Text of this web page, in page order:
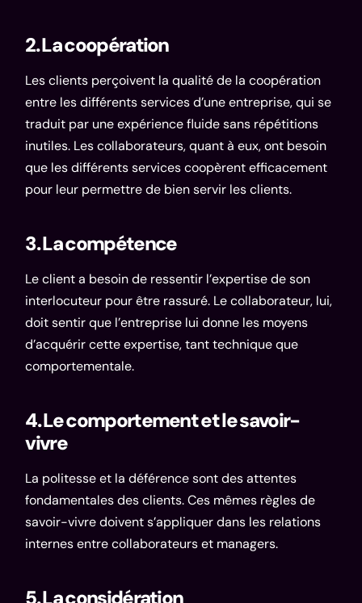
2. La coopération
Les clients perçoivent la qualité de la coopération
entre les différents services d’une entreprise, qui se
traduit par une expérience fluide sans répétitions
inutiles. Les collaborateurs, quant à eux, ont besoin
que les différents services coopèrent efficacement
pour leur permettre de bien servir les clients.
3. La compétence
Le client a besoin de ressentir l’expertise de son
interlocuteur pour être rassuré. Le collaborateur, lui,
doit sentir que l’entreprise lui donne les moyens
d’acquérir cette expertise, tant technique que
comportementale.
4. Le comportement et le savoir-
vivre
La politesse et la déférence sont des attentes
fondamentales des clients. Ces mêmes règles de
savoir-vivre doivent s’appliquer dans les relations
internes entre collaborateurs et managers.
5. La considération